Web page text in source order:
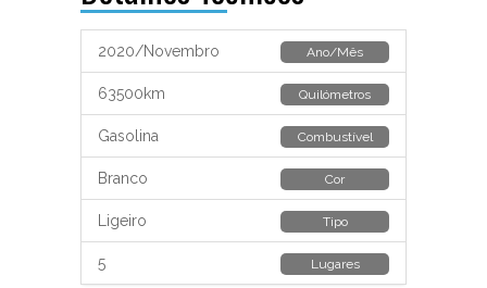
Ano/Mês
2020/Novembro
Quilómetros
63500km
Combustível
Gasolina
Cor
Branco
Tipo
Ligeiro
Lugares
5